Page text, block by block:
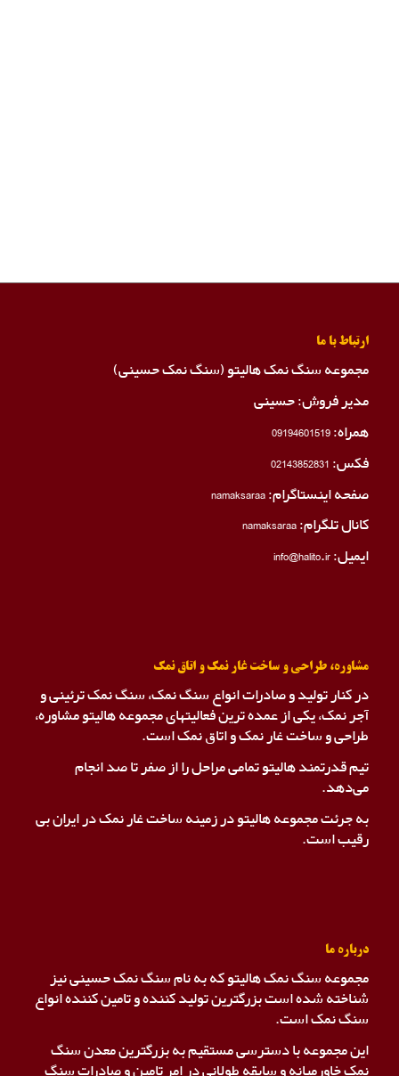
ارتباط با ما
مجموعه سنگ نمک هالیتو (سنگ نمک حسینی)
مدیر فروش: حسینی
همراه:09194601519
فکس:02143852831
صفحه اینستاگرام:namaksaraa
کانال تلگرام:namaksaraa
ایمیل: info@halito.ir
مشاوره، طراحی و ساخت غار نمک و اتاق نمک
در کنار تولید و صادرات انواع سنگ نمک، سنگ نمک ترئینی و
آجر نمک، یکی از عمده ترین فعالیتهای مجموعه هالیتو مشاوره،
طراحی و ساخت غار نمک و اتاق نمک است.
تیم قدرتمند هالیتو تمامی مراحل را از صفر تا صد انجام
می‌دهد.
به جرئت مجموعه هالیتو در زمینه ساخت غار نمک در ایران بی
رقیب است.
درباره ما
مجموعه سنگ نمک هالیتو که به نام سنگ نمک حسینی نیز
شناخته شده است بزرگترین تولید کننده و تامین کننده انواع
سنگ نمک است.
این مجموعه با دسترسی مستقیم به بزرگترین معدن سنگ
نمک خاورمیانه و سابقه طولانی در امر تامین و صادرات سنگ